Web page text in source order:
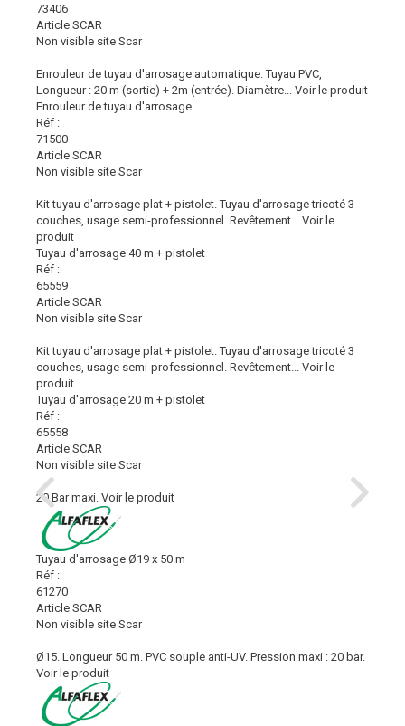
73406
Article SCAR
Non visible site Scar
Enrouleur de tuyau d'arrosage automatique. Tuyau PVC,
Longueur : 20 m (sortie) + 2m (entrée). Diamètre...
Voir le produit
Enrouleur de tuyau d'arrosage
Réf :
71500
Article SCAR
Non visible site Scar
Kit tuyau d'arrosage plat + pistolet. Tuyau d'arrosage tricoté 3
couches, usage semi-professionnel. Revêtement...
Voir le
produit
Tuyau d'arrosage 40 m + pistolet
Réf :
65559
Article SCAR
Non visible site Scar
Kit tuyau d'arrosage plat + pistolet. Tuyau d'arrosage tricoté 3
couches, usage semi-professionnel. Revêtement...
Voir le
produit
Tuyau d'arrosage 20 m + pistolet
Réf :
65558
Article SCAR
Non visible site Scar
20 Bar maxi. Voir le produit
Tuyau d'arrosage Ø19 x 50 m
Réf :
61270
Article SCAR
Non visible site Scar
Ø15. Longueur 50 m. PVC souple anti-UV. Pression maxi : 20 bar.
Voir le produit